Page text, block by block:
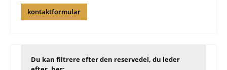
kontaktformular
Du kan filtrere efter den reservedel, du leder